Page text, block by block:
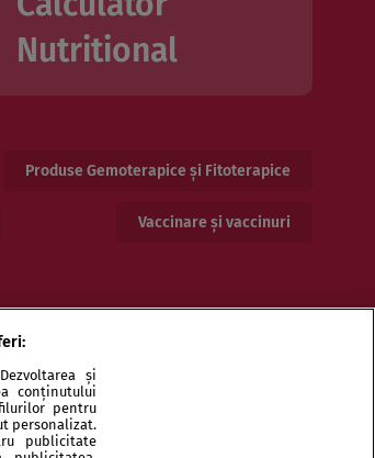
Nutritional
Produse Gemoterapice și Fitoterapice
Vaccinare și vaccinuri
și
conținutului
pentru
personalizat.
publicitate